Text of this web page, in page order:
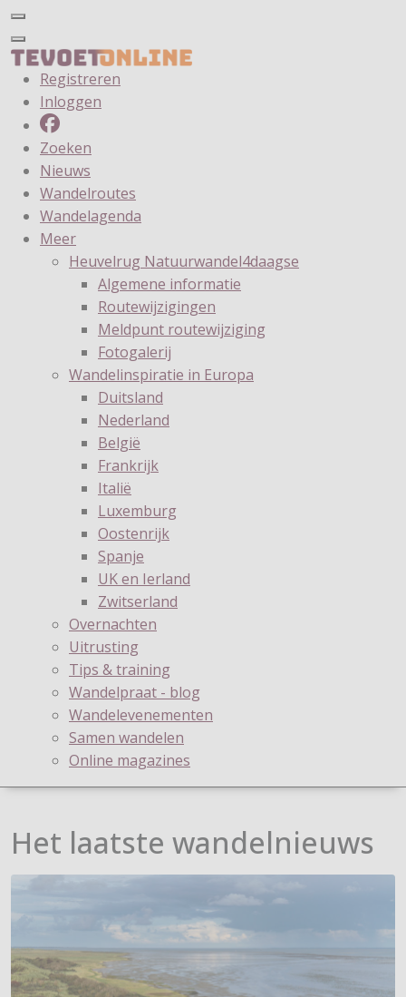
Registreren
Inloggen
Zoeken
Nieuws
Wandelroutes
Wandelagenda
Meer
Heuvelrug Natuurwandel4daagse
Algemene informatie
Routewijzigingen
Meldpunt routewijziging
Fotogalerij
Wandelinspiratie in Europa
Duitsland
Nederland
België
Frankrijk
Italië
Luxemburg
Oostenrijk
Spanje
UK en Ierland
Zwitserland
Overnachten
Uitrusting
Tips & training
Wandelpraat - blog
Wandelevenementen
Samen wandelen
Online magazines
Het laatste wandelnieuws